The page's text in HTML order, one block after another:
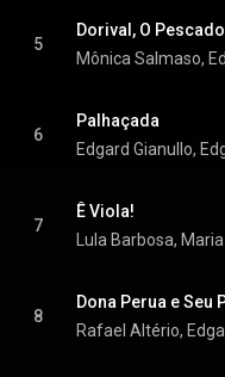
5
Dorival, O
6
Palhaçada
7
Ê Viola!
8
Dona Perua e Seu